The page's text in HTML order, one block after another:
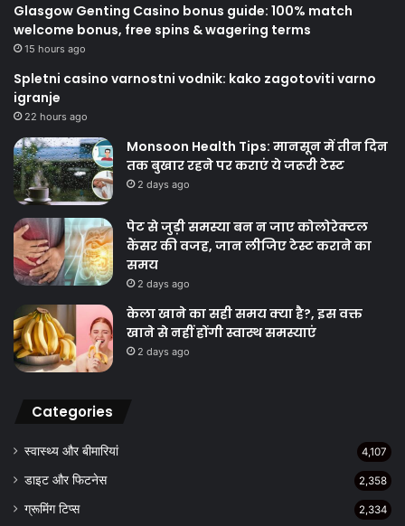
Glasgow Genting Casino bonus guide: 100% match
welcome bonus, free spins & wagering terms
15 hours ago
Spletni casino varnostni vodnik: kako zagotoviti varno
igranje
22 hours ago
Monsoon Health Tips: मानसून में तीन दिन
तक बुखार रहने पर कराएं ये जरूरी टेस्ट
2 days ago
पेट से जुड़ी समस्या बन न जाए कोलोरेक्टल
कैंसर की वजह, जान लीजिए टेस्ट कराने का
समय
2 days ago
केला खाने का सही समय क्‍या है?, इस वक्त
खाने से नहीं होंगी स्वास्थ समस्याएं
2 days ago
Categories
स्वास्थ्य और बीमारियां 4,107
डाइट और फिटनेस 2,358
ग्रूमिंग टिप्स 2,334